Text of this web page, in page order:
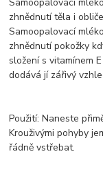
zhnědnutí těla i
Samoopalovací
zhnědnutí pokožky
složení s vitamínem
dodává jí zářivý
Použití: Naneste
Krouživými pohyby
řádně vstřebat.